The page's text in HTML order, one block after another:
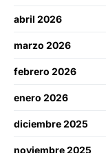
abril 2026
marzo 2026
febrero 2026
enero 2026
diciembre 2025
noviembre 2025